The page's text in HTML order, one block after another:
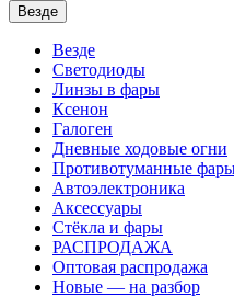
Везде
Везде
Светодиоды
Линзы в фары
Ксенон
Галоген
Дневные ходовые огни
Противотуманные
Автоэлектроника
Аксессуары
Стёкла и фары
РАСПРОДАЖА
Оптовая распродажа
Новые — на разбор